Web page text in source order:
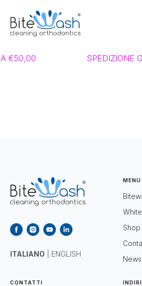
A €50,00 SPEDIZIONE
ITALIANO ENGLISH
MENU
Shop
News
CONTATTI